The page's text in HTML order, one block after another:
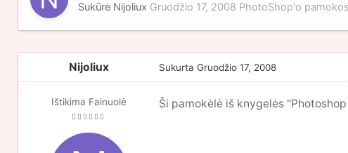
Sukūrė Nijoliux Gruodžio 17, 2008 PhotoShop'o pamokos
Nijoliux
Ištikima Fainuolė
Sukurta Gruodžio 17, 2008
Ši pamokėlė iš knygelės